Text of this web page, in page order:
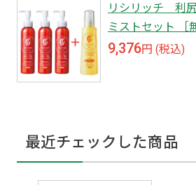
リシリッチ 利
ミストセット ［
9,376円 (税込)
最近チェックした商品